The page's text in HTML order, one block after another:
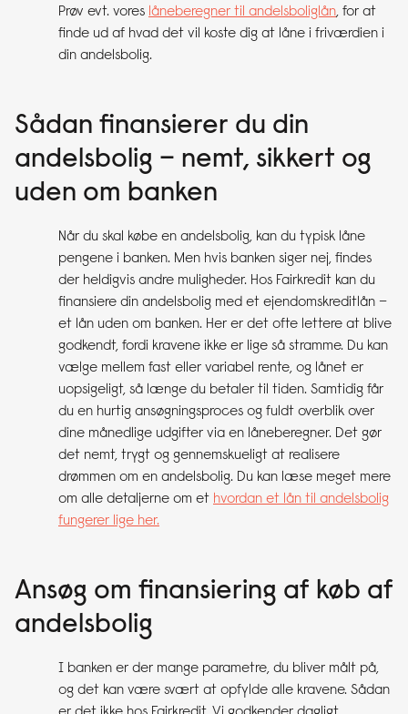
Prøv evt. vores låneberegner til andelsboliglån, for at
finde ud af hvad det vil koste dig at låne i friværdien i
din andelsbolig.
Sådan finansierer du din
andelsbolig – nemt, sikkert og
uden om banken
Når du skal købe en andelsbolig, kan du typisk låne
pengene i banken. Men hvis banken siger nej, findes
der heldigvis andre muligheder. Hos Fairkredit kan du
finansiere din andelsbolig med et ejendomskreditlån –
et lån uden om banken. Her er det ofte lettere at blive
godkendt, fordi kravene ikke er lige så stramme. Du kan
vælge mellem fast eller variabel rente, og lånet er
uopsigeligt, så længe du betaler til tiden. Samtidig får
du en hurtig ansøgningsproces og fuldt overblik over
dine månedlige udgifter via en låneberegner. Det gør
det nemt, trygt og gennemskueligt at realisere
drømmen om en andelsbolig. Du kan læse meget mere
om alle detaljerne om et hvordan et lån til andelsbolig
fungerer lige her.
Ansøg om finansiering af køb af
andelsbolig
I banken er der mange parametre, du bliver målt på,
og det kan være svært at opfylde alle kravene. Sådan